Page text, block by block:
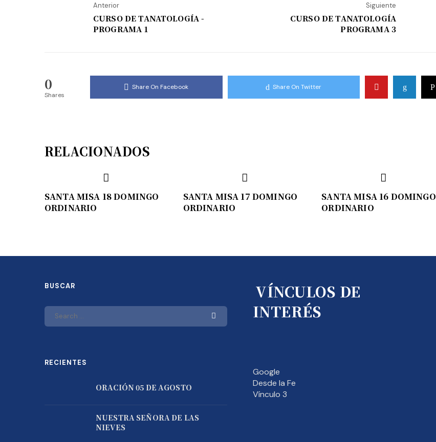
Anterior
CURSO DE TANATOLOGÍA -
PROGRAMA 1
Siguiente
CURSO DE TANATOLOGÍA
PROGRAMA 3
0
Shares
Share On Facebook Share On Twitter
RELACIONADOS
SANTA MISA 18 DOMINGO
ORDINARIO
SANTA MISA 17 DOMINGO
ORDINARIO
SANTA MISA 16 DOMINGO
ORDINARIO
BUSCAR
RECIENTES
ORACIÓN 05 DE AGOSTO
NUESTRA SEÑORA DE LAS
NIEVES
VÍNCULOS DE
INTERÉS
Google
Desde la Fe
Vínculo 3